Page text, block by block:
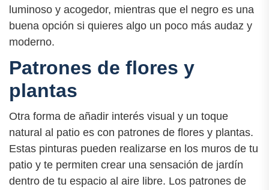
luminoso y acogedor, mientras que el negro es una
buena opción si quieres algo un poco más audaz y
moderno.
Patrones de flores y
plantas
Otra forma de añadir interés visual y un toque
natural al patio es con patrones de flores y plantas.
Estas pinturas pueden realizarse en los muros de tu
patio y te permiten crear una sensación de jardín
dentro de tu espacio al aire libre. Los patrones de